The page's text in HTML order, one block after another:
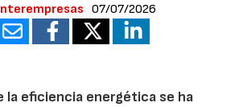
07/07/2026
la eficiencia energética se ha